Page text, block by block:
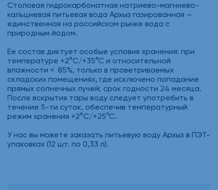
Столовая гидрокарбонатная натриево-магниево-
кальциевая питьевая вода Архыз газированная —
единственная на российском рынке вода с
природным йодом.
Ее состав диктует особые условия хранения: при
температуре +2°C/+35°C и относительной
влажности < 85%, только в проветриваемых
складских помещениях, где исключено попадание
прямых солнечных лучей; срок годности 24 месяца.
После вскрытия тары воду следует употребить в
течение 5-ти суток, обеспечив температурный
режим хранения +2°C/+25°C.
У нас вы можете заказать питьевую воду Архыз в ПЭТ-
упаковках (12 шт. по 0,33 л).